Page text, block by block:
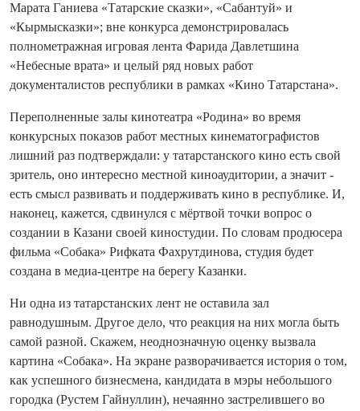
Марата Ганиева «Татарские сказки», «Сабантуй» и
«Кырмысказки»; вне конкурса демонстрировалась
полнометражная игровая лента Фарида Давлетшина
«Небесные врата» и целый ряд новых работ
документалистов республики в рамках «Кино Татарстана».
Переполненные залы кинотеатра «Родина» во время
конкурсных показов работ местных кинематографистов
лишний раз подтверждали: у татарстанского кино есть свой
зритель, оно интересно местной киноаудитории, а значит -
есть смысл развивать и поддерживать кино в республике. И,
наконец, кажется, сдвинулся с мёртвой точки вопрос о
создании в Казани своей киностудии. По словам продюсера
фильма «Собака» Рифката Фахрутдинова, студия будет
создана в медиа-центре на берегу Казанки.
Ни одна из татарстанских лент не оставила зал
равнодушным. Другое дело, что реакция на них могла быть
самой разной. Скажем, неоднозначную оценку вызвала
картина «Собака». На экране разворачивается история о том,
как успешного бизнесмена, кандидата в мэры небольшого
городка (Рустем Гайнуллин), нечаянно застрелившего во